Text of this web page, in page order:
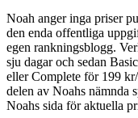
Noah anger inga priser
den enda offentliga
egen rankningsblogg.
sju dagar och sedan
eller Complete för 199
delen av Noahs nämnda
Noahs sida för aktuella